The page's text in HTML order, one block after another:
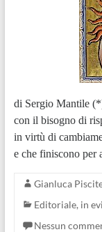
di Sergio Mantile
con il bisogno di
in virtù di
e che finiscono per
Gianluca
Editoriale, in
Nessun